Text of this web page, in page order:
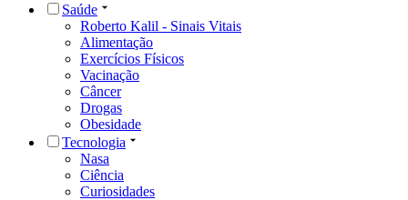
Saúde
Roberto Kalil - Sinais Vitais
Alimentação
Exercícios Físicos
Vacinação
Câncer
Drogas
Obesidade
Tecnologia
Nasa
Ciência
Curiosidades